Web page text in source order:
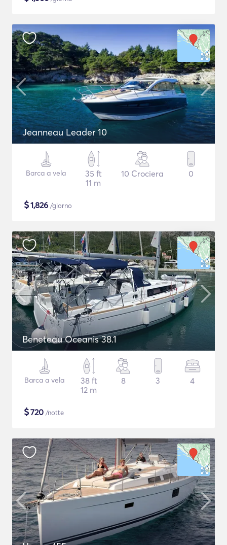
Jeanneau Leader 10
Barca a vela
35 ft
11 m
10 Crociera 0
$1,826 /giorno
Beneteau Oceanis 38.1
Barca a vela
38 ft
12 m
8 3 4
$720 /notte